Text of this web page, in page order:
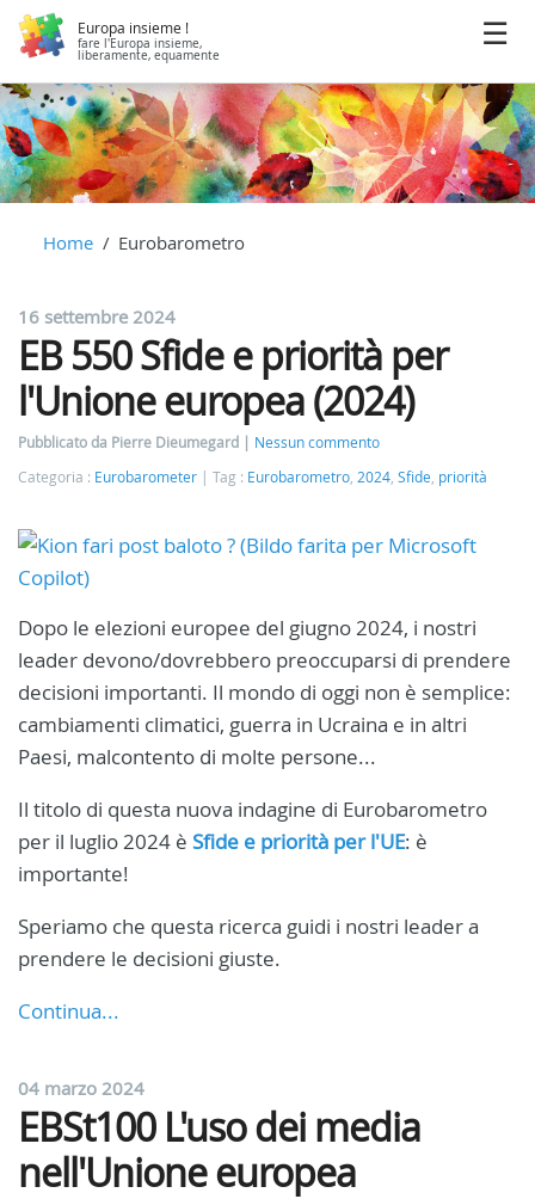
Europa insieme !
fare l'Europa insieme,
liberamente, equamente
Home Eurobarometro
16 settembre 2024
EB 550 Sfide e priorità per
l'Unione europea (2024)
Pubblicato da Pierre Dieumegard
Nessun commento
Categoria : Eurobarometer Tag : Eurobarometro 2024 Sfide priorità
Dopo le elezioni europee del giugno 2024, i nostri
leader devono/dovrebbero preoccuparsi di prendere
decisioni importanti. Il mondo di oggi non è semplice:
cambiamenti climatici, guerra in Ucraina e in altri
Paesi, malcontento di molte persone...
Il titolo di questa nuova indagine di Eurobarometro
per il luglio 2024 è Sfide e priorità per l'UE: è
importante!
Speriamo che questa ricerca guidi i nostri leader a
prendere le decisioni giuste.
Continua...
04 marzo 2024
EBSt100 L'uso dei media
nell'Unione europea